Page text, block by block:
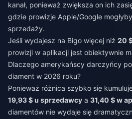
kanał, ponieważ zwiększa on ich
gdzie prowizje Apple/Google
sprzedaży.
Jeśli wydajesz na Bigo więcej niż 20
prowizji w aplikacji jest obiektywnie
Dlaczego amerykańscy darczyńcy
diament w 2026 roku?
Ponieważ różnica szybko się
19,93 $ u sprzedawcy a 31,40 $ w
diamentów nie wydaje się